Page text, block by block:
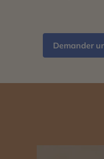
Demander